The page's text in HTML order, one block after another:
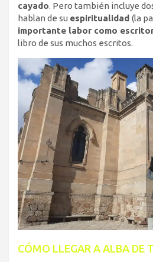
cayado. Pero también incluye
hablan de su espiritualidad (la
importante labor como
libro de sus muchos escritos.
CÓMO LLEGAR A ALBA DE